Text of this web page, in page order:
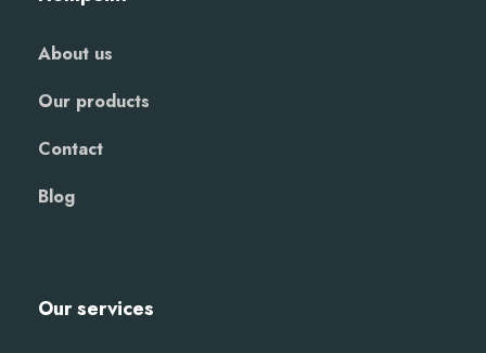
About us
Our products
Contact
Blog
Our services